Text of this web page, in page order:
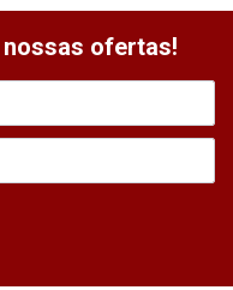
ofertas!